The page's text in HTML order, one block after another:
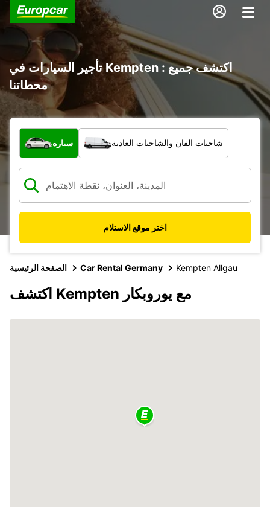
تأجير السيارات في Kempten : اكتشف جميع
محطاتنا
ما نوع المركبة؟
سيارة شاحنات الفان والشاحنات العادية
اختر موقع الاستلام
الصفحة الرئيسية Car Rental Germany Kempten Allgau
اكتشف Kempten مع يوروبكار